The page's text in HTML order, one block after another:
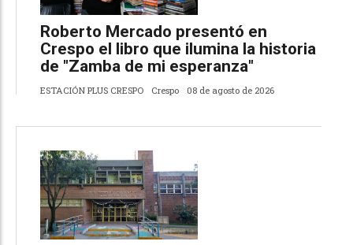
Roberto Mercado presentó en
Crespo el libro que ilumina la historia
de "Zamba de mi esperanza"
ESTACIÓN PLUS CRESPO Crespo 08 de agosto de 2026